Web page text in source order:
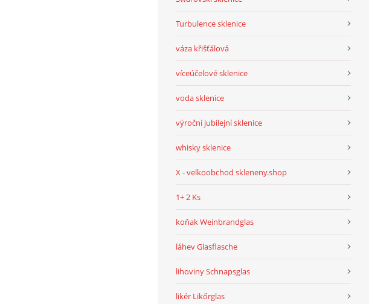
Turbulence sklenice
váza křišťálová
víceúčelové sklenice
voda sklenice
výroční jubilejní sklenice
whisky sklenice
X - velkoobchod skleneny.shop
1+ 2 Ks
koňak Weinbrandglas
láhev Glasflasche
lihoviny Schnapsglas
likér Likőrglas